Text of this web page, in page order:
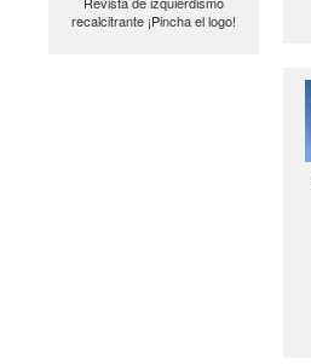
recalcitrante ¡Pincha el logo!